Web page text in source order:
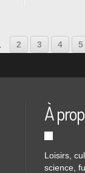
2 3 4 5
À
Loisirs,
science,